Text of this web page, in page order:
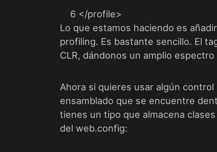
6 </profile>
Lo que estamos haciendo es
profiling. Es bastante sencillo. El
CLR, dándonos un amplio
Ahora si quieres usar algún
ensamblado que se encuentre
tienes un tipo que almacena
del web.config: